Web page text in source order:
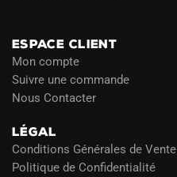
ESPACE CLIENT
Mon compte
Suivre une commande
Nous Contacter
LÉGAL
Conditions Générales de Vente
Politique de Confidentialité